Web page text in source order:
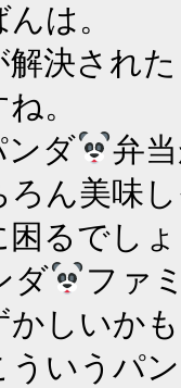
は。
決され
。
ンダ
弁
ん美味
るでし
ダ
ファ
しいか
ういうパ